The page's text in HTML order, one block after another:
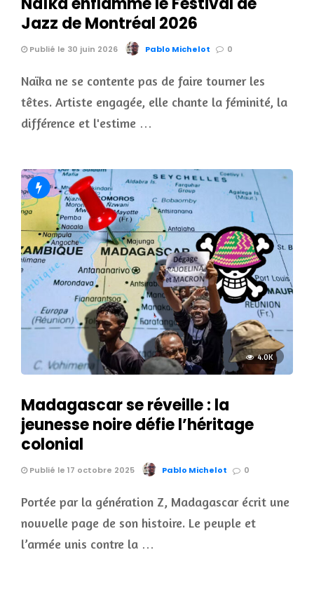
Jazz de Montréal 2026
Publié le 30 juin 2026 Pablo Michelot 0
Naïka ne se contente pas de faire tourner les
têtes. Artiste engagée, elle chante la féminité, la
différence et l'estime …
4.0K
Madagascar se réveille : la
jeunesse noire défie l’héritage
colonial
Publié le 17 octobre 2025 Pablo Michelot 0
Portée par la génération Z, Madagascar écrit une
nouvelle page de son histoire. Le peuple et
l’armée unis contre la …